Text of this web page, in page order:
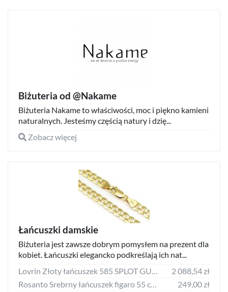
Biżuteria od @Nakame
Biżuteria Nakame to właściwości, moc i piękno kamieni
naturalnych. Jesteśmy częścią natury i dzię...
Zobacz więcej
Łańcuszki damskie
Biżuteria jest zawsze dobrym pomysłem na prezent dla
kobiet. Łańcuszki elegancko podkreślają ich nat...
Lovrin Złoty łańcuszek 585 SPLOT GUCCI Z BLASZKAMI 45cm 4,35g
2 088,54 zł
Rosanto Srebrny łańcuszek figaro 55 cm 925
249,00 zł